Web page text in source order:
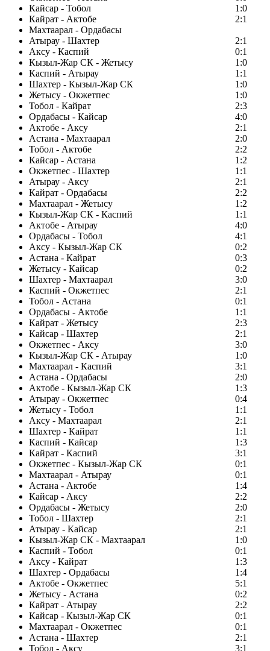
Кайсар - Тобол
1:0
Кайрат - Актобе
2:1
Махтаарал - Ордабасы
Атырау - Шахтер
2:1
Аксу - Каспий
0:1
Кызыл-Жар СК - Жетысу
1:0
Каспий - Атырау
1:1
Шахтер - Кызыл-Жар СК
1:0
Жетысу - Окжетпес
1:0
Тобол - Кайрат
2:3
Ордабасы - Кайсар
4:0
Актобе - Аксу
2:1
Астана - Махтаарал
2:0
Тобол - Актобе
2:2
Кайсар - Астана
1:2
Окжетпес - Шахтер
1:1
Атырау - Аксу
2:1
Кайрат - Ордабасы
2:2
Махтаарал - Жетысу
1:2
Кызыл-Жар СК - Каспий
1:1
Актобе - Атырау
4:0
Ордабасы - Тобол
4:1
Аксу - Кызыл-Жар СК
0:2
Астана - Кайрат
0:3
Жетысу - Кайсар
0:2
Шахтер - Махтаарал
3:0
Каспий - Окжетпес
2:1
Тобол - Астана
0:1
Ордабасы - Актобе
1:1
Кайрат - Жетысу
2:3
Кайсар - Шахтер
2:1
Окжетпес - Аксу
3:0
Кызыл-Жар СК - Атырау
1:0
Махтаарал - Каспий
3:1
Астана - Ордабасы
2:0
Актобе - Кызыл-Жар СК
1:3
Атырау - Окжетпес
0:4
Жетысу - Тобол
1:1
Аксу - Махтаарал
2:1
Шахтер - Кайрат
1:1
Каспий - Кайсар
1:3
Кайрат - Каспий
3:1
Окжетпес - Кызыл-Жар СК
0:1
Махтаарал - Атырау
0:1
Астана - Актобе
1:4
Кайсар - Аксу
2:2
Ордабасы - Жетысу
2:0
Тобол - Шахтер
2:1
Атырау - Кайсар
2:1
Кызыл-Жар СК - Махтаарал
1:0
Каспий - Тобол
0:1
Аксу - Кайрат
1:3
Шахтер - Ордабасы
1:4
Актобе - Окжетпес
5:1
Жетысу - Астана
0:2
Кайрат - Атырау
2:2
Кайсар - Кызыл-Жар СК
0:1
Махтаарал - Окжетпес
0:1
Астана - Шахтер
2:1
Тобол - Аксу
3:1